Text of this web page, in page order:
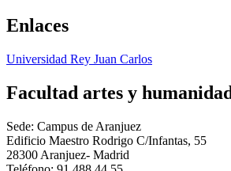
Enlaces
Universidad Rey Juan Carlos
Facultad artes y
Sede: Campus de Aranjuez
Edificio Maestro Rodrigo C/Infantas, 55
28300 Aranjuez- Madrid